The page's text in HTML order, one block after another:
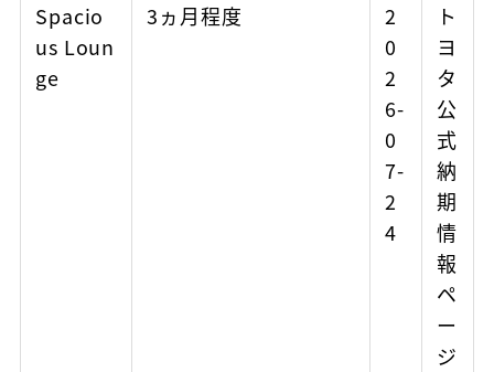
Spacio
us Loun
ge
3ヵ月程度
2
0
2
6-
0
7-
2
4
ト
ヨ
タ
公
式
納
期
情
報
ペ
ー
ジ